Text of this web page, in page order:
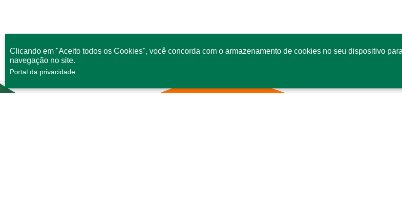
Clicando em "Aceito todos os Cookies", você concorda com o armazenamento de cookies no seu dispositivo
navegação no site.
Portal da privacidade